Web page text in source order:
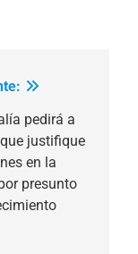
pedirá a
justifique
en la
presunto